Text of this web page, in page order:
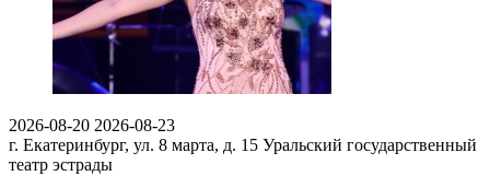
2026-08-20 2026-08-23
г. Екатеринбург, ул. 8 марта, д. 15 Уральский государственный
театр эстрады